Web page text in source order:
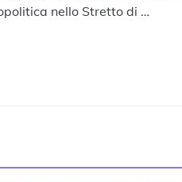
nello Stretto di …